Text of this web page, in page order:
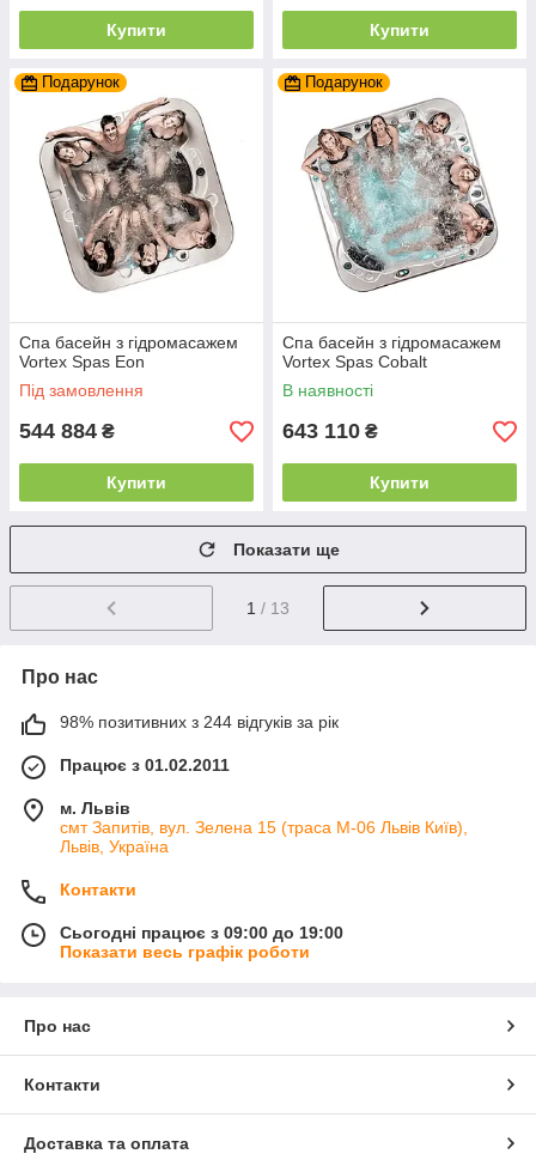
Купити Купити
Подарунок
Спа басейн з гідромасажем
Vortex Spas Eon
Під замовлення
544 884 ₴
Купити
Подарунок
Спа басейн з гідромасажем
Vortex Spas Cobalt
В наявності
643 110 ₴
Купити
Показати ще
1 / 13
Про нас
98% позитивних з 244 відгуків за рік
Працює з 01.02.2011
м. Львів
смт Запитів, вул. Зелена 15 (траса М-06 Львів Київ),
Львів, Україна
Контакти
Сьогодні працює з 09:00 до 19:00
Показати весь графік роботи
Про нас
Контакти
Доставка та оплата